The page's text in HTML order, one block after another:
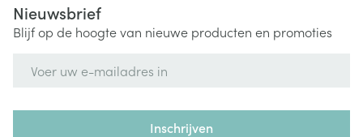
Nieuwsbrief
Blijf op de hoogte van nieuwe producten en promoties
Inschrijven